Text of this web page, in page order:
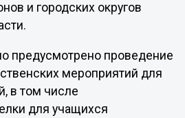
и городских округов
предусмотрено проведение
мероприятий для
в том числе
для учащихся